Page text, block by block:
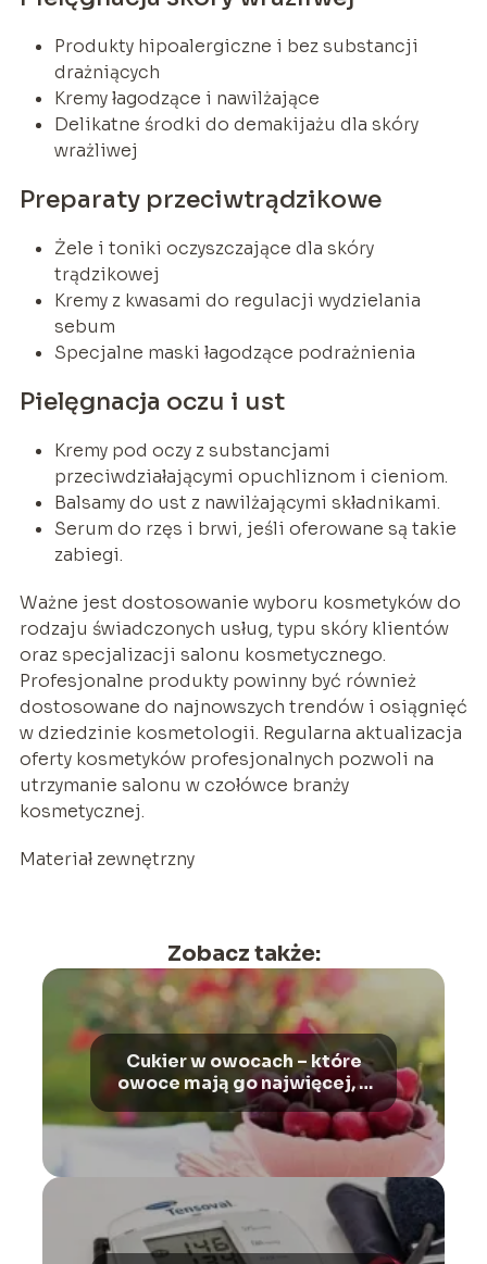
Produkty hipoalergiczne i bez substancji
drażniących
Kremy łagodzące i nawilżające
Delikatne środki do demakijażu dla skóry
wrażliwej
Preparaty przeciwtrądzikowe
Żele i toniki oczyszczające dla skóry
trądzikowej
Kremy z kwasami do regulacji wydzielania
sebum
Specjalne maski łagodzące podrażnienia
Pielęgnacja oczu i ust
Kremy pod oczy z substancjami
przeciwdziałającymi opuchliznom i cieniom.
Balsamy do ust z nawilżającymi składnikami.
Serum do rzęs i brwi, jeśli oferowane są takie
zabiegi.
Ważne jest dostosowanie wyboru kosmetyków do
rodzaju świadczonych usług, typu skóry klientów
oraz specjalizacji salonu kosmetycznego.
Profesjonalne produkty powinny być również
dostosowane do najnowszych trendów i osiągnięć
w dziedzinie kosmetologii. Regularna aktualizacja
oferty kosmetyków profesjonalnych pozwoli na
utrzymanie salonu w czołówce branży
kosmetycznej.
Materiał zewnętrzny
Zobacz także:
Cukier w owocach – które
owoce mają go najwięcej, a
które najmniej.